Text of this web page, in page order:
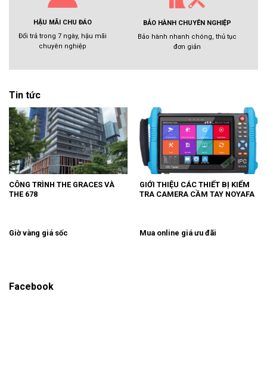
HẬU MÃI CHU ĐÁO
Đổi trả trong 7 ngày, hậu mãi
chuyên nghiệp
BẢO HÀNH CHUYÊN NGHIỆP
Bảo hành nhanh chóng, thủ tục
đơn giản
Tin tức
CÔNG TRÌNH THE GRACES VÀ
THE 678
GIỚI THIỆU CÁC THIẾT BỊ KIỂM
TRA CAMERA CẦM TAY NOYAFA
Giờ vàng giá sốc Mua online giá ưu đãi
Facebook